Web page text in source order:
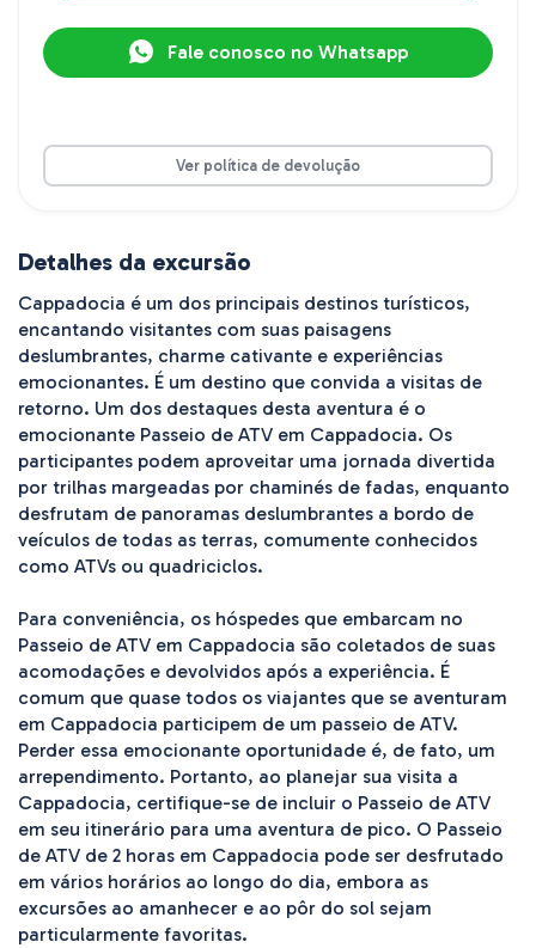
Fale conosco no Whatsapp
Ver política de devolução
Detalhes da excursão
Cappadocia é um dos principais destinos turísticos,
encantando visitantes com suas paisagens
deslumbrantes, charme cativante e experiências
emocionantes. É um destino que convida a visitas de
retorno. Um dos destaques desta aventura é o
emocionante Passeio de ATV em Cappadocia. Os
participantes podem aproveitar uma jornada divertida
por trilhas margeadas por chaminés de fadas, enquanto
desfrutam de panoramas deslumbrantes a bordo de
veículos de todas as terras, comumente conhecidos
como ATVs ou quadriciclos.
Para conveniência, os hóspedes que embarcam no
Passeio de ATV em Cappadocia são coletados de suas
acomodações e devolvidos após a experiência. É
comum que quase todos os viajantes que se aventuram
em Cappadocia participem de um passeio de ATV.
Perder essa emocionante oportunidade é, de fato, um
arrependimento. Portanto, ao planejar sua visita a
Cappadocia, certifique-se de incluir o Passeio de ATV
em seu itinerário para uma aventura de pico. O Passeio
de ATV de 2 horas em Cappadocia pode ser desfrutado
em vários horários ao longo do dia, embora as
excursões ao amanhecer e ao pôr do sol sejam
particularmente favoritas.